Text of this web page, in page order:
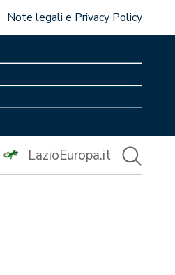
Note legali e Privacy Policy
LazioEuropa.it